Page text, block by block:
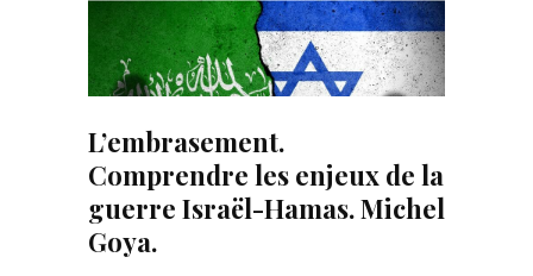
L’embrasement.
Comprendre les enjeux de la
guerre Israël-Hamas. Michel
Goya.